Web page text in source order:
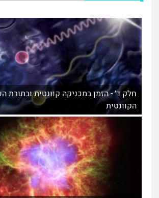
חלק ד׳ - הזמן במכניקה קוונטית ובתורת
הקוונטית